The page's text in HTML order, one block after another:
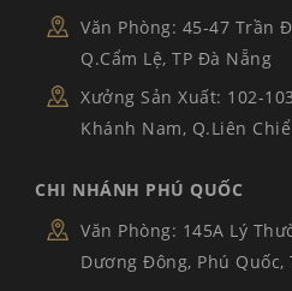
Văn Phòng: 45-47 Trần
Q.Cẩm Lệ, TP Đà Nẵng
Xưởng Sản Xuất: 102-
Khánh Nam, Q.Liên
CHI NHÁNH PHÚ QUỐC
Văn Phòng: 145A Lý
Dương Đông, Phú Quốc,